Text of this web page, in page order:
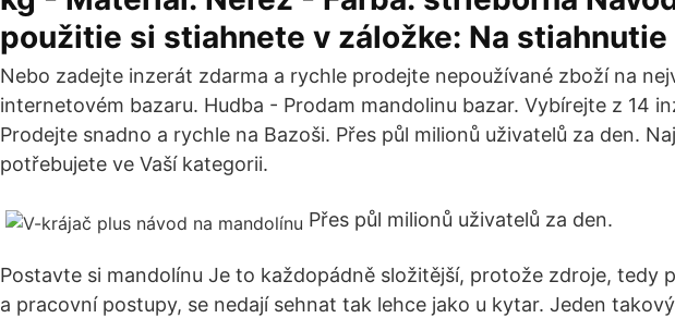
použitie si stiahnete v záložke: Na stiahnutie
Nebo zadejte inzerát zdarma a rychle prodejte nepoužívané zboží na
internetovém bazaru. Hudba - Prodam mandolinu bazar. Vybírejte z 14
Prodejte snadno a rychle na Bazoši. Přes půl milionů uživatelů za den.
potřebujete ve Vaší kategorii.
Přes půl milionů uživatelů za den.
Postavte si mandolínu Je to každopádně složitější, protože zdroje, tedy
a pracovní postupy, se nedají sehnat tak lehce jako u kytar. Jeden